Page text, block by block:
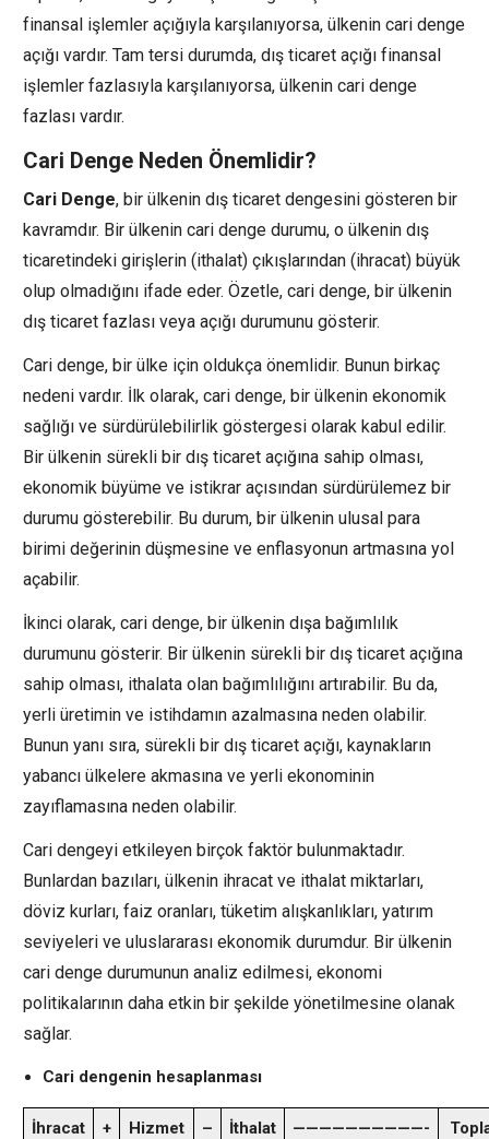
finansal işlemler açığıyla karşılanıyorsa, ülkenin cari denge
açığı vardır. Tam tersi durumda, dış ticaret açığı finansal
işlemler fazlasıyla karşılanıyorsa, ülkenin cari denge
fazlası vardır.
Cari Denge Neden Önemlidir?
Cari Denge, bir ülkenin dış ticaret dengesini gösteren bir
kavramdır. Bir ülkenin cari denge durumu, o ülkenin dış
ticaretindeki girişlerin (ithalat) çıkışlarından (ihracat) büyük
olup olmadığını ifade eder. Özetle, cari denge, bir ülkenin
dış ticaret fazlası veya açığı durumunu gösterir.
Cari denge, bir ülke için oldukça önemlidir. Bunun birkaç
nedeni vardır. İlk olarak, cari denge, bir ülkenin ekonomik
sağlığı ve sürdürülebilirlik göstergesi olarak kabul edilir.
Bir ülkenin sürekli bir dış ticaret açığına sahip olması,
ekonomik büyüme ve istikrar açısından sürdürülemez bir
durumu gösterebilir. Bu durum, bir ülkenin ulusal para
birimi değerinin düşmesine ve enflasyonun artmasına yol
açabilir.
İkinci olarak, cari denge, bir ülkenin dışa bağımlılık
durumunu gösterir. Bir ülkenin sürekli bir dış ticaret açığına
sahip olması, ithalata olan bağımlılığını artırabilir. Bu da,
yerli üretimin ve istihdamın azalmasına neden olabilir.
Bunun yanı sıra, sürekli bir dış ticaret açığı, kaynakların
yabancı ülkelere akmasına ve yerli ekonominin
zayıflamasına neden olabilir.
Cari dengeyi etkileyen birçok faktör bulunmaktadır.
Bunlardan bazıları, ülkenin ihracat ve ithalat miktarları,
döviz kurları, faiz oranları, tüketim alışkanlıkları, yatırım
seviyeleri ve uluslararası ekonomik durumdur. Bir ülkenin
cari denge durumunun analiz edilmesi, ekonomi
politikalarının daha etkin bir şekilde yönetilmesine olanak
sağlar.
Cari dengenin hesaplanması
İhracat +
Hizmet
– İthalat ——————————-